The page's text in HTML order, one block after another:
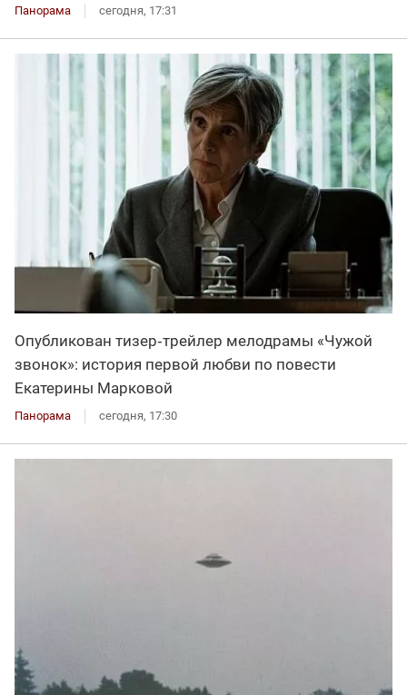
Панорама сегодня, 17:31
Опубликован тизер‑трейлер мелодрамы «Чужой
звонок»: история первой любви по повести
Екатерины Марковой
Панорама сегодня, 17:30